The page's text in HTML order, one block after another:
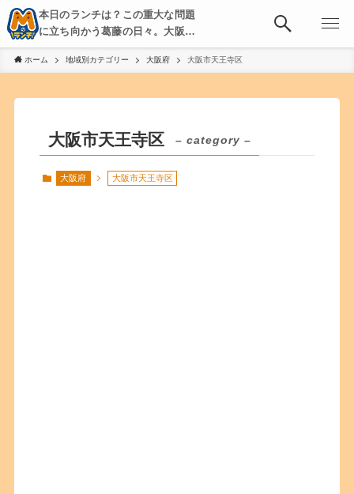
本日のランチは？この重大な問題
に立ち向かう葛藤の日々。大阪・
京都・神戸を中心とした食べ歩
き、飲み歩きを綴る。
ホーム 地域別カテゴリー 大阪府 大阪市天王寺区
大阪市天王寺区 – category –
大阪府 大阪市天王寺区